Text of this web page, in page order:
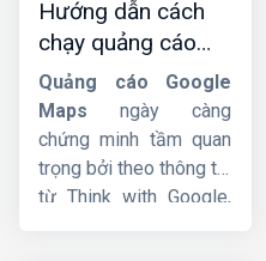
HIGsẽ hướng dẫn
cách chạy quảng cáo
Youtubu Ads
chi tiết
từ A-Z. Cùng đón xem
ngay sau đây nhé !
Hướng dẫn cách
chạy quảng cáo
google maps chi
tiết từ A-Z
Quảng cáo Google
Maps ngày càng
chứng minh tầm quan
trọng bởi theo thông tin
từ Think with Google,